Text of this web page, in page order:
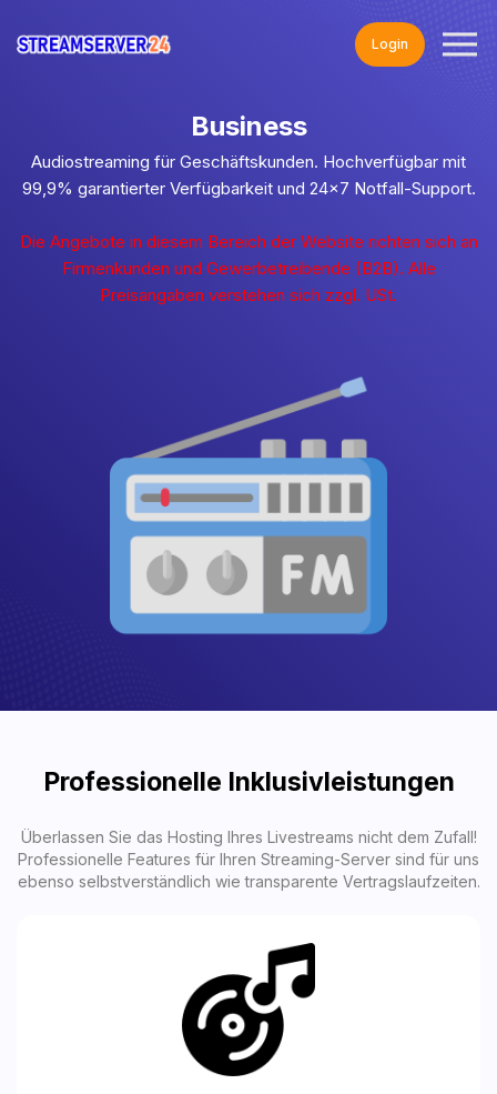
Login
Business
Audiostreaming für Geschäftskunden. Hochverfügbar mit
99,9% garantierter Verfügbarkeit und 24x7 Notfall-Support.
Die Angebote in diesem Bereich der Website richten sich an
Firmenkunden und Gewerbetreibende (B2B). Alle
Preisangaben verstehen sich zzgl. USt.
Professionelle Inklusivleistungen
Überlassen Sie das Hosting Ihres Livestreams nicht dem Zufall!
Professionelle Features für Ihren Streaming-Server sind für uns
ebenso selbstverständlich wie transparente Vertragslaufzeiten.